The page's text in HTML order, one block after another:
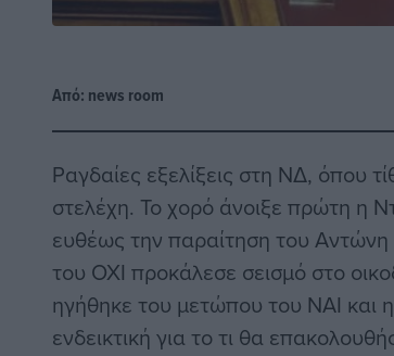
Από: news room
Ραγδαίες εξελίξεις στη ΝΔ, όπου
στελέχη. Το χορό άνοιξε πρώτη η
ευθέως την παραίτηση του
του ΟΧΙ προκάλεσε σεισμό στο
ηγήθηκε του μετώπου του ΝΑΙ και
ενδεικτική για το τι θα